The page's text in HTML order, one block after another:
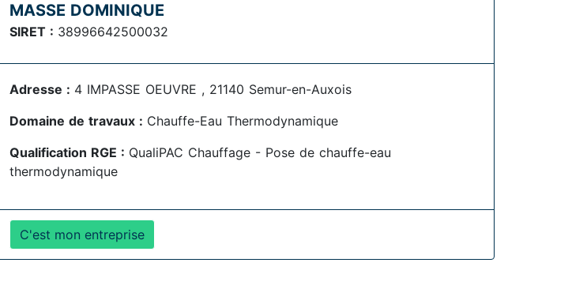
MASSE DOMINIQUE
SIRET : 38996642500032
Adresse : 4 IMPASSE OEUVRE , 21140 Semur-en-Auxois
Domaine de travaux : Chauffe-Eau Thermodynamique
Qualification RGE : QualiPAC Chauffage - Pose de chauffe-eau
thermodynamique
C'est mon entreprise